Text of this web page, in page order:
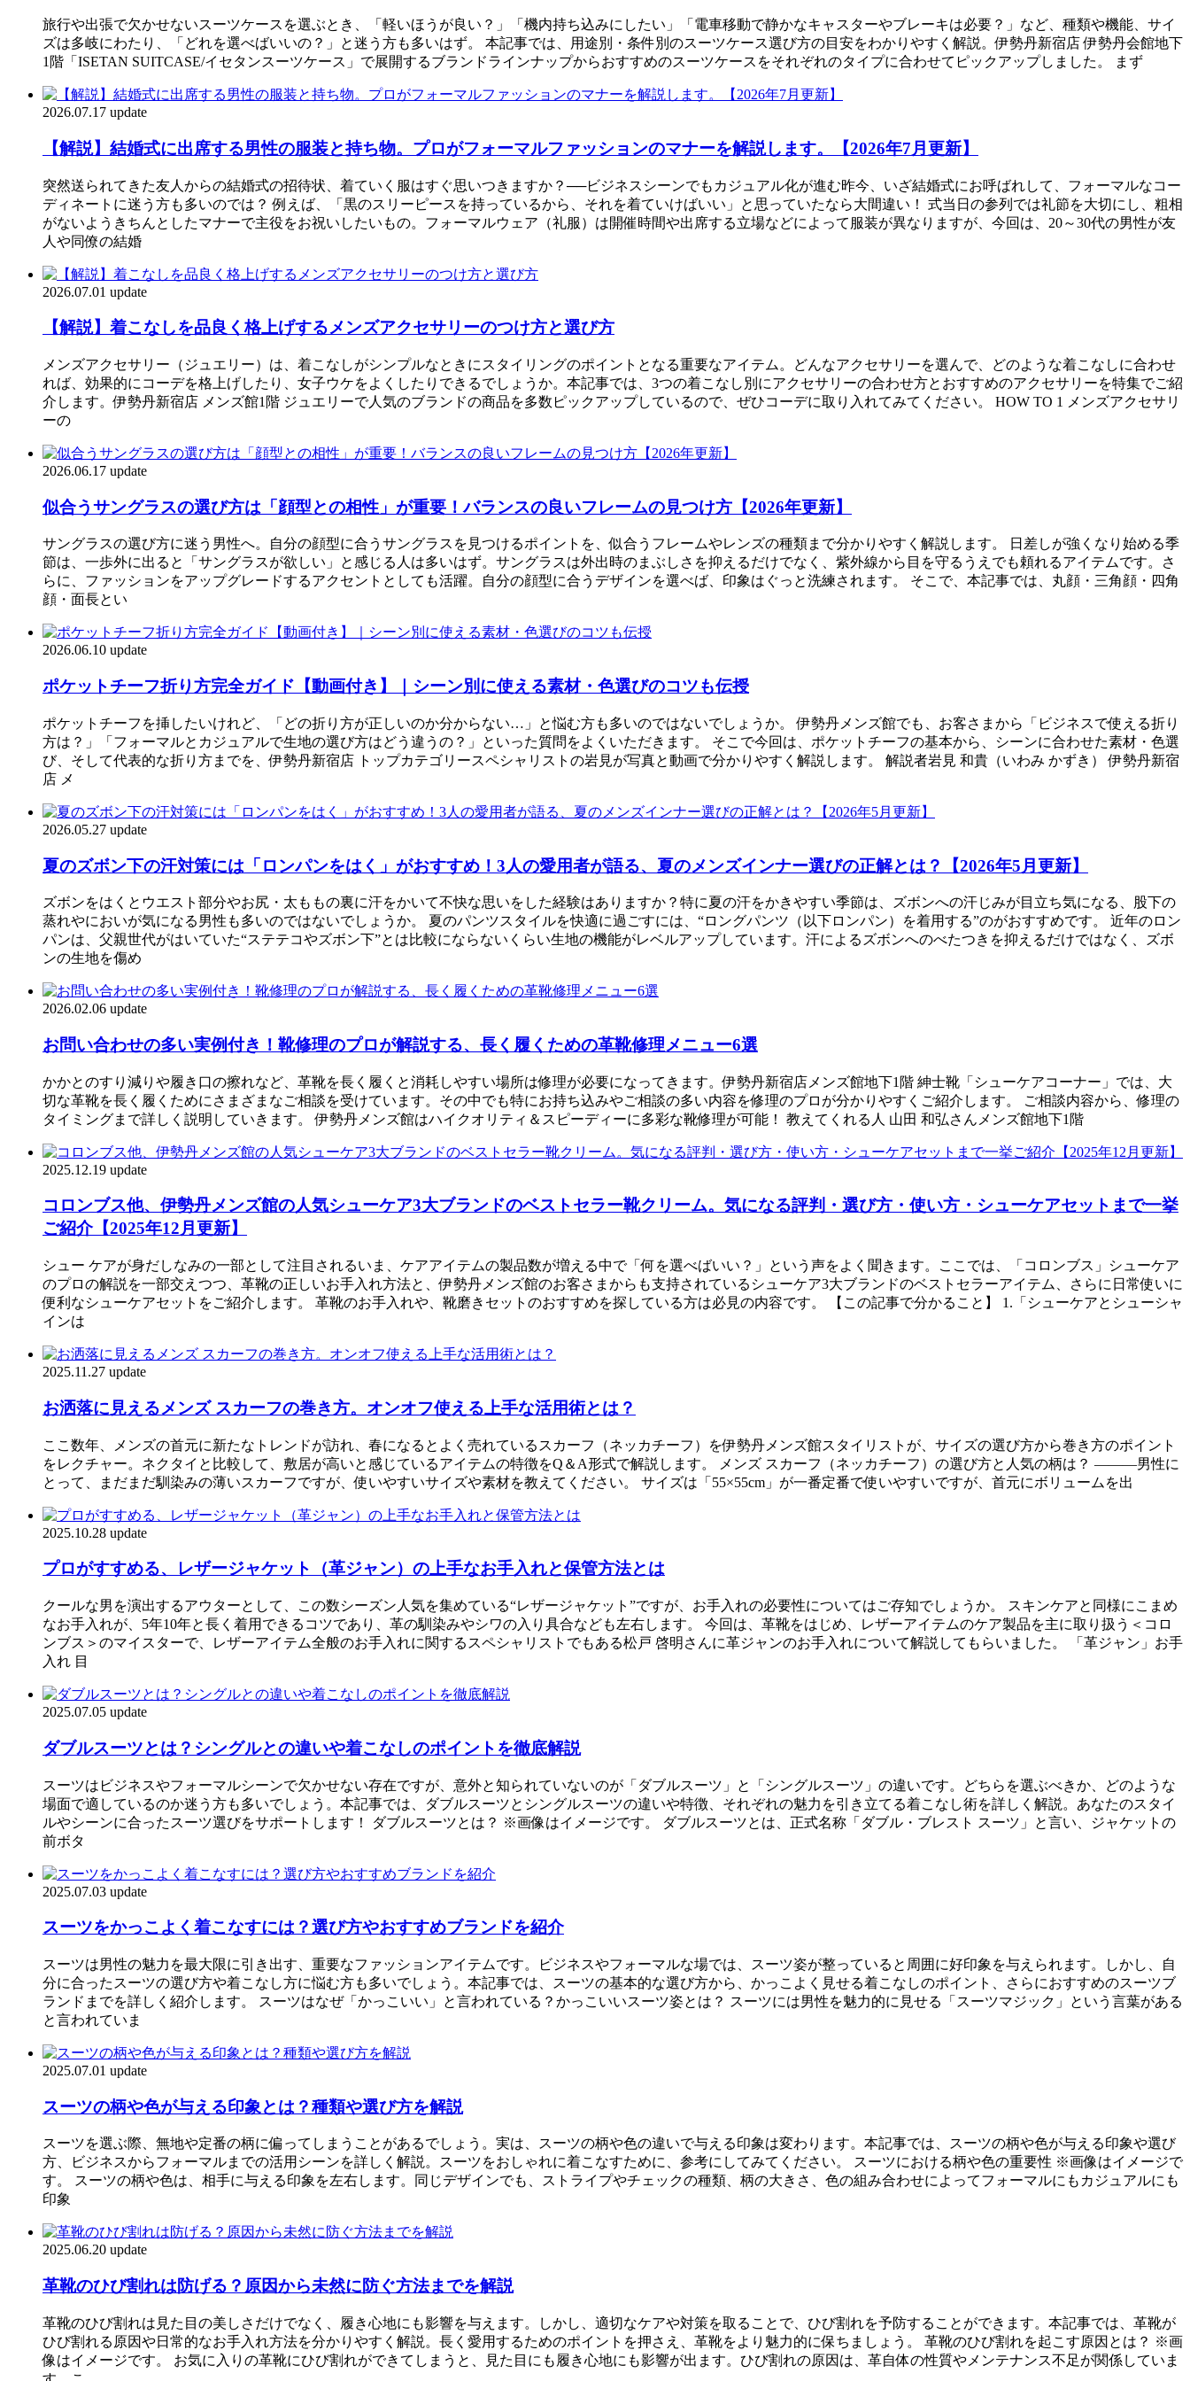
旅行や出張で欠かせないスーツケースを選ぶとき、「軽いほうが良い？」「機内持ち込みにしたい」「電車移動で静かなキャスターやブレーキは必要？」など、種類や機能、サイ
ズは多岐にわたり、「どれを選べばいいの？」と迷う方も多いはず。 本記事では、用途別・条件別のスーツケース選び方の目安をわかりやすく解説。伊勢丹新宿店 伊勢丹会館地下
1階「ISETAN SUITCASE/イセタンスーツケース」で展開するブランドラインナップからおすすめのスーツケースをそれぞれのタイプに合わせてピックアップしました。 まず
2026.07.17 update
【解説】結婚式に出席する男性の服装と持ち物。プロがフォーマルファッションのマナーを解説します。【2026年7月更新】
突然送られてきた友人からの結婚式の招待状、着ていく服はすぐ思いつきますか？──ビジネスシーンでもカジュアル化が進む昨今、いざ結婚式にお呼ばれして、フォーマルなコー
ディネートに迷う方も多いのでは？ 例えば、「黒のスリーピースを持っているから、それを着ていけばいい」と思っていたなら大間違い！ 式当日の参列では礼節を大切にし、粗相
がないようきちんとしたマナーで主役をお祝いしたいもの。フォーマルウェア（礼服）は開催時間や出席する立場などによって服装が異なりますが、今回は、20～30代の男性が友
人や同僚の結婚
2026.07.01 update
【解説】着こなしを品良く格上げするメンズアクセサリーのつけ方と選び方
メンズアクセサリー（ジュエリー）は、着こなしがシンプルなときにスタイリングのポイントとなる重要なアイテム。どんなアクセサリーを選んで、どのような着こなしに合わせ
れば、効果的にコーデを格上げしたり、女子ウケをよくしたりできるでしょうか。本記事では、3つの着こなし別にアクセサリーの合わせ方とおすすめのアクセサリーを特集でご紹
介します。伊勢丹新宿店 メンズ館1階 ジュエリーで人気のブランドの商品を多数ピックアップしているので、ぜひコーデに取り入れてみてください。 HOW TO 1 メンズアクセサリ
ーの
2026.06.17 update
似合うサングラスの選び方は「顔型との相性」が重要！バランスの良いフレームの見つけ方【2026年更新】
サングラスの選び方に迷う男性へ。自分の顔型に合うサングラスを見つけるポイントを、似合うフレームやレンズの種類まで分かりやすく解説します。 日差しが強くなり始める季
節は、一歩外に出ると「サングラスが欲しい」と感じる人は多いはず。サングラスは外出時のまぶしさを抑えるだけでなく、紫外線から目を守るうえでも頼れるアイテムです。さ
らに、ファッションをアップグレードするアクセントとしても活躍。自分の顔型に合うデザインを選べば、印象はぐっと洗練されます。 そこで、本記事では、丸顔・三角顔・四角
顔・面長とい
2026.06.10 update
ポケットチーフ折り方完全ガイド【動画付き】｜シーン別に使える素材・色選びのコツも伝授
ポケットチーフを挿したいけれど、「どの折り方が正しいのか分からない…」と悩む方も多いのではないでしょうか。 伊勢丹メンズ館でも、お客さまから「ビジネスで使える折り
方は？」「フォーマルとカジュアルで生地の選び方はどう違うの？」といった質問をよくいただきます。 そこで今回は、ポケットチーフの基本から、シーンに合わせた素材・色選
び、そして代表的な折り方までを、伊勢丹新宿店 トップカテゴリースペシャリストの岩見が写真と動画で分かりやすく解説します。 解説者岩見 和貴（いわみ かずき） 伊勢丹新宿
店 メ
2026.05.27 update
夏のズボン下の汗対策には「ロンパンをはく」がおすすめ！3人の愛用者が語る、夏のメンズインナー選びの正解とは？【2026年5月更新】
ズボンをはくとウエスト部分やお尻・太ももの裏に汗をかいて不快な思いをした経験はありますか？特に夏の汗をかきやすい季節は、ズボンへの汗じみが目立ち気になる、股下の
蒸れやにおいが気になる男性も多いのではないでしょうか。 夏のパンツスタイルを快適に過ごすには、“ロングパンツ（以下ロンパン）を着用する”のがおすすめです。 近年のロン
パンは、父親世代がはいていた“ステテコやズボン下”とは比較にならないくらい生地の機能がレベルアップしています。汗によるズボンへのべたつきを抑えるだけではなく、ズボ
ンの生地を傷め
2026.02.06 update
お問い合わせの多い実例付き！靴修理のプロが解説する、長く履くための革靴修理メニュー6選
かかとのすり減りや履き口の擦れなど、革靴を長く履くと消耗しやすい場所は修理が必要になってきます。伊勢丹新宿店メンズ館地下1階 紳士靴「シューケアコーナー」では、大
切な革靴を長く履くためにさまざまなご相談を受けています。その中でも特にお持ち込みやご相談の多い内容を修理のプロが分かりやすくご紹介します。 ご相談内容から、修理の
タイミングまで詳しく説明していきます。 伊勢丹メンズ館はハイクオリティ＆スピーディーに多彩な靴修理が可能！ 教えてくれる人 山田 和弘さんメンズ館地下1階
2025.12.19 update
コロンブス他、伊勢丹メンズ館の人気シューケア3大ブランドのベストセラー靴クリーム。気になる評判・選び方・使い方・シューケアセットまで一挙
ご紹介【2025年12月更新】
シュー ケアが身だしなみの一部として注目されるいま、ケアアイテムの製品数が増える中で「何を選べばいい？」という声をよく聞きます。ここでは、「コロンブス」シューケア
のプロの解説を一部交えつつ、革靴の正しいお手入れ方法と、伊勢丹メンズ館のお客さまからも支持されているシューケア3大ブランドのベストセラーアイテム、さらに日常使いに
便利なシューケアセットをご紹介します。 革靴のお手入れや、靴磨きセットのおすすめを探している方は必見の内容です。 【この記事で分かること】 1.「シューケアとシューシャ
インは
2025.11.27 update
お洒落に見えるメンズ スカーフの巻き方。オンオフ使える上手な活用術とは？
ここ数年、メンズの首元に新たなトレンドが訪れ、春になるとよく売れているスカーフ（ネッカチーフ）を伊勢丹メンズ館スタイリストが、サイズの選び方から巻き方のポイント
をレクチャー。ネクタイと比較して、敷居が高いと感じているアイテムの特徴をQ＆A形式で解説します。 メンズ スカーフ（ネッカチーフ）の選び方と人気の柄は？ ―――男性に
とって、まだまだ馴染みの薄いスカーフですが、使いやすいサイズや素材を教えてください。 サイズは「55×55cm」が一番定番で使いやすいですが、首元にボリュームを出
2025.10.28 update
プロがすすめる、レザージャケット（革ジャン）の上手なお手入れと保管方法とは
クールな男を演出するアウターとして、この数シーズン人気を集めている“レザージャケット”ですが、お手入れの必要性についてはご存知でしょうか。 スキンケアと同様にこまめ
なお手入れが、5年10年と長く着用できるコツであり、革の馴染みやシワの入り具合なども左右します。 今回は、革靴をはじめ、レザーアイテムのケア製品を主に取り扱う＜コロ
ンブス＞のマイスターで、レザーアイテム全般のお手入れに関するスペシャリストでもある松戸 啓明さんに革ジャンのお手入れについて解説してもらいました。 「革ジャン」お手
入れ 目
2025.07.05 update
ダブルスーツとは？シングルとの違いや着こなしのポイントを徹底解説
スーツはビジネスやフォーマルシーンで欠かせない存在ですが、意外と知られていないのが「ダブルスーツ」と「シングルスーツ」の違いです。どちらを選ぶべきか、どのような
場面で適しているのか迷う方も多いでしょう。本記事では、ダブルスーツとシングルスーツの違いや特徴、それぞれの魅力を引き立てる着こなし術を詳しく解説。あなたのスタイ
ルやシーンに合ったスーツ選びをサポートします！ ダブルスーツとは？ ※画像はイメージです。 ダブルスーツとは、正式名称「ダブル・ブレスト スーツ」と言い、ジャケットの
前ボタ
2025.07.03 update
スーツをかっこよく着こなすには？選び方やおすすめブランドを紹介
スーツは男性の魅力を最大限に引き出す、重要なファッションアイテムです。ビジネスやフォーマルな場では、スーツ姿が整っていると周囲に好印象を与えられます。しかし、自
分に合ったスーツの選び方や着こなし方に悩む方も多いでしょう。本記事では、スーツの基本的な選び方から、かっこよく見せる着こなしのポイント、さらにおすすめのスーツブ
ランドまでを詳しく紹介します。 スーツはなぜ「かっこいい」と言われている？かっこいいスーツ姿とは？ スーツには男性を魅力的に見せる「スーツマジック」という言葉がある
と言われていま
2025.07.01 update
スーツの柄や色が与える印象とは？種類や選び方を解説
スーツを選ぶ際、無地や定番の柄に偏ってしまうことがあるでしょう。実は、スーツの柄や色の違いで与える印象は変わります。本記事では、スーツの柄や色が与える印象や選び
方、ビジネスからフォーマルまでの活用シーンを詳しく解説。スーツをおしゃれに着こなすために、参考にしてみてください。 スーツにおける柄や色の重要性 ※画像はイメージで
す。 スーツの柄や色は、相手に与える印象を左右します。同じデザインでも、ストライプやチェックの種類、柄の大きさ、色の組み合わせによってフォーマルにもカジュアルにも
印象
2025.06.20 update
革靴のひび割れは防げる？原因から未然に防ぐ方法までを解説
革靴のひび割れは見た目の美しさだけでなく、履き心地にも影響を与えます。しかし、適切なケアや対策を取ることで、ひび割れを予防することができます。本記事では、革靴が
ひび割れる原因や日常的なお手入れ方法を分かりやすく解説。長く愛用するためのポイントを押さえ、革靴をより魅力的に保ちましょう。 革靴のひび割れを起こす原因とは？ ※画
像はイメージです。 お気に入りの革靴にひび割れができてしまうと、見た目にも履き心地にも影響が出ます。ひび割れの原因は、革自体の性質やメンテナンス不足が関係していま